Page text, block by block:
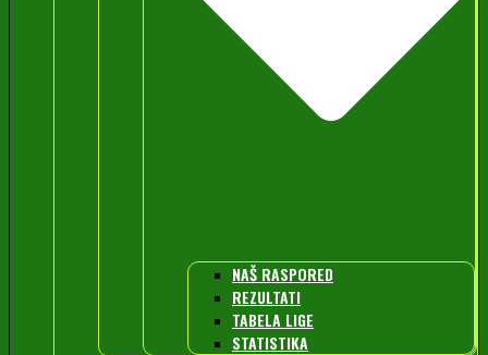
NAŠ RASPORED
REZULTATI
TABELA LIGE
STATISTIKA